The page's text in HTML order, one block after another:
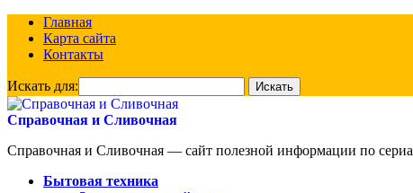
Главная
Карта сайта
Контакты
Искать для:
Справочная и Сливочная
Справочная и Сливочная — сайт полезной информации по
Бытовая техника